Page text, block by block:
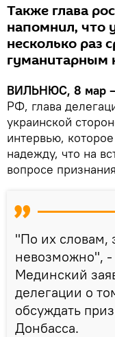
Также глава
напомнил, что
несколько раз
гуманитарным
ВИЛЬНЮС, 8 мар
РФ, глава
украинской
интервью,
надежду, что на
вопросе
"По их словам,
невозможно",
Мединский
делегации о
обсуждать
Донбасса.